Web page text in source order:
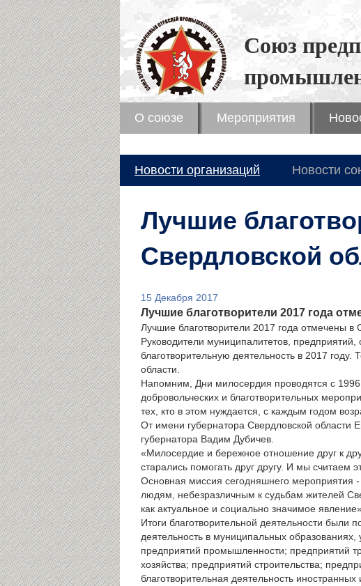
Союз
О союзе Мероприятия
Новости организаций Новости
Лучшие
Свердловской
15 Декабря 2017
Лучшие благотворители 2017 года
Лучшие благотворители 2017 года отмечены в
Руководители муниципалитетов,
благотворительную деятельность в 2017
области.
Напомним, Дни милосердия проводятся с
добровольческих и благотворительных
тех, кто в этом нуждается, с каждым годом
От имени губернатора Свердловской области
губернатора Вадим Дубичев.
«Милосердие и бережное отношение друг к
старались помогать друг другу. И мы считаем
Основная миссия сегодняшнего мероприятия
людям, небезразличным к судьбам жителей
как актуальное и социально значимое
Итоги благотворительной деятельности были
деятельность в муниципальных образованиях,
предприятий промышленности; предприятий
хозяйства; предприятий строительства;
благотворительная деятельность